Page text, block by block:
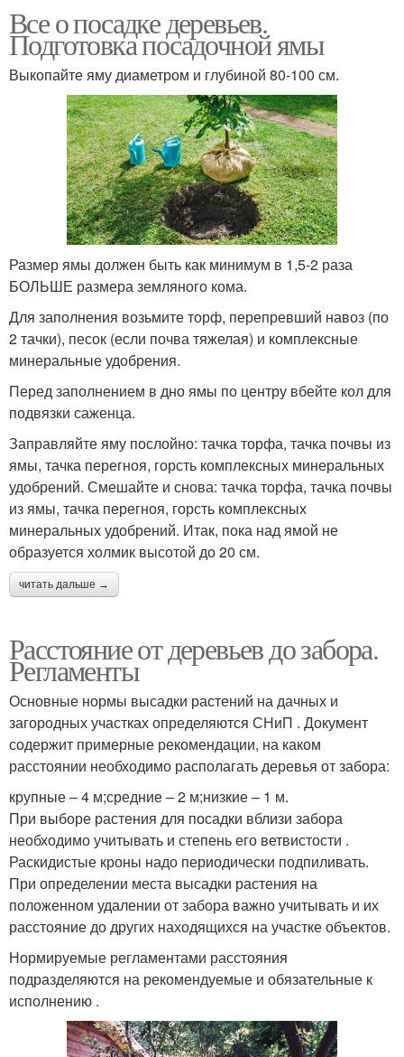
Все о посадке деревьев.
Подготовка посадочной ямы
Выкопайте яму диаметром и глубиной 80-100 см.
Размер ямы должен быть как минимум в 1,5-2 раза
БОЛЬШЕ размера земляного кома.
Для заполнения возьмите торф, перепревший навоз (по
2 тачки), песок (если почва тяжелая) и комплексные
минеральные удобрения.
Перед заполнением в дно ямы по центру вбейте кол для
подвязки саженца.
Заправляйте яму послойно: тачка торфа, тачка почвы из
ямы, тачка перегноя, горсть комплексных минеральных
удобрений. Смешайте и снова: тачка торфа, тачка почвы
из ямы, тачка перегноя, горсть комплексных
минеральных удобрений. Итак, пока над ямой не
образуется холмик высотой до 20 см.
читать дальше →
Расстояние от деревьев до забора.
Регламенты
Основные нормы высадки растений на дачных и
загородных участках определяются СНиП . Документ
содержит примерные рекомендации, на каком
расстоянии необходимо располагать деревья от забора:
крупные – 4 м;средние – 2 м;низкие – 1 м.
При выборе растения для посадки вблизи забора
необходимо учитывать и степень его ветвистости .
Раскидистые кроны надо периодически подпиливать.
При определении места высадки растения на
положенном удалении от забора важно учитывать и их
расстояние до других находящихся на участке объектов.
Нормируемые регламентами расстояния
подразделяются на рекомендуемые и обязательные к
исполнению .